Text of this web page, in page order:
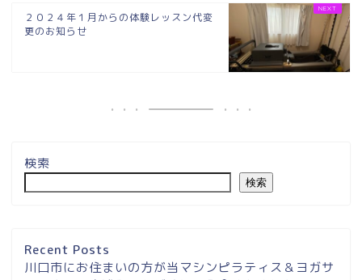
２０２４年１月からの体験レッスン代変
更のお知らせ
検索
検索
Recent Posts
川口市にお住まいの方が当マシンピラティス＆ヨガサ
内